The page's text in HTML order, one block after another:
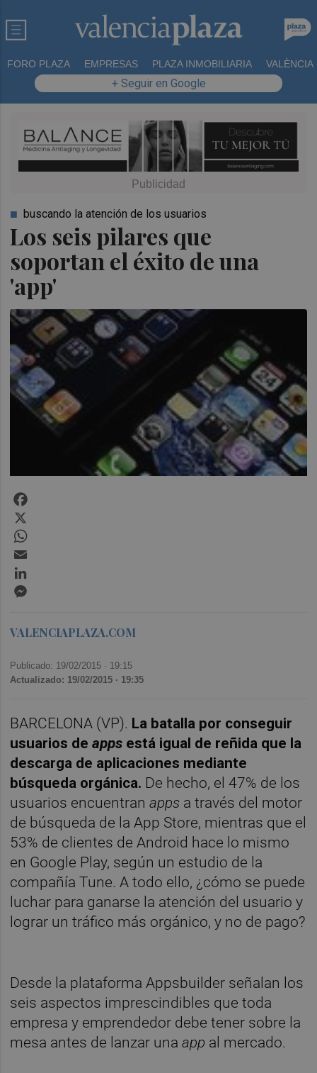
FORO PLAZA EMPRESAS PLAZA INMOBILIARIA VALÈNCIA
+ Seguir en Google
Los seis pilares que
soportan el éxito de una
'app'
buscando la atención de los usuarios
VALENCIAPLAZA.COM
Publicado: 19/02/2015 · 19:15
Actualizado: 19/02/2015 · 19:35
BARCELONA (VP). La batalla por conseguir
usuarios deapps está igual de reñida que la
descarga de aplicaciones mediante
búsqueda orgánica. De hecho, el 47% de los
usuarios encuentran apps a través del motor
de búsqueda de la App Store, mientras que el
53% de clientes de Android hace lo mismo
en Google Play, según un estudio de la
compañía Tune. A todo ello, ¿cómo se puede
luchar para ganarse la atención del usuario y
lograr un tráfico más orgánico, y no de pago?
Desde la plataforma Appsbuilder señalan los
seis aspectos imprescindibles que toda
empresa y emprendedor debe tener sobre la
mesa antes de lanzar unaapp al mercado.